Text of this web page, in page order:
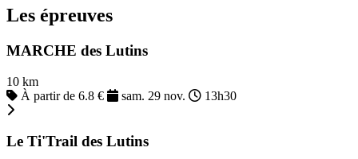
Les épreuves
MARCHE des Lutins
10 km
À partir de 6.8 €
sam. 29 nov. 13h30
Le Ti'Trail des Lutins